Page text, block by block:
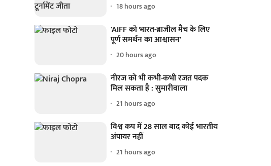
18 hours ago
'AIFF को भारत-ब्राजील मैच के लिए
पूर्ण समर्थन का आश्वासन'
20 hours ago
नीरज को भी कभी-कभी रजत पदक
मिल सकता है : सुमारीवाला
21 hours ago
विश्व कप में 28 साल बाद कोई भारतीय
अंपायर नहीं
21 hours ago